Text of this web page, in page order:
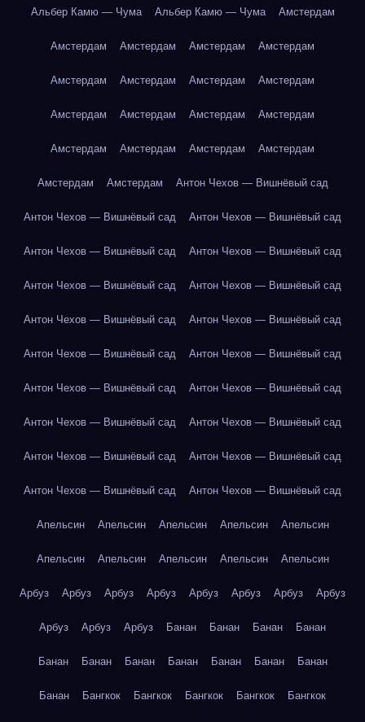
Альбер Камю — Чума Альбер Камю — Чума Амстердам
Амстердам Амстердам Амстердам Амстердам
Амстердам Амстердам Амстердам Амстердам
Амстердам Амстердам Амстердам Амстердам
Амстердам Амстердам Амстердам Амстердам
Амстердам Амстердам Антон Чехов — Вишнёвый сад
Антон Чехов — Вишнёвый сад Антон Чехов — Вишнёвый сад
Антон Чехов — Вишнёвый сад Антон Чехов — Вишнёвый сад
Антон Чехов — Вишнёвый сад Антон Чехов — Вишнёвый сад
Антон Чехов — Вишнёвый сад Антон Чехов — Вишнёвый сад
Антон Чехов — Вишнёвый сад Антон Чехов — Вишнёвый сад
Антон Чехов — Вишнёвый сад Антон Чехов — Вишнёвый сад
Антон Чехов — Вишнёвый сад Антон Чехов — Вишнёвый сад
Антон Чехов — Вишнёвый сад Антон Чехов — Вишнёвый сад
Антон Чехов — Вишнёвый сад Антон Чехов — Вишнёвый сад
Апельсин Апельсин Апельсин Апельсин Апельсин
Апельсин Апельсин Апельсин Апельсин Апельсин
Арбуз Арбуз Арбуз Арбуз Арбуз Арбуз Арбуз Арбуз
Арбуз Арбуз Арбуз Банан Банан Банан Банан
Банан Банан Банан Банан Банан Банан Банан
Банан Бангкок Бангкок Бангкок Бангкок Бангкок